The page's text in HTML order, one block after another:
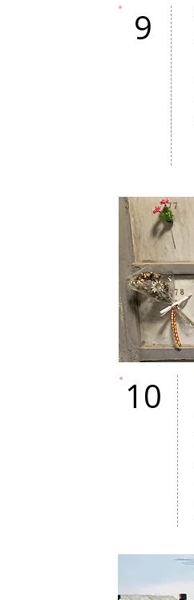
9
10